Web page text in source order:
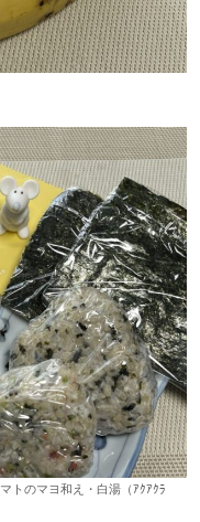
トのマヨ和え・白湯（ｱｸｱｸﾗ